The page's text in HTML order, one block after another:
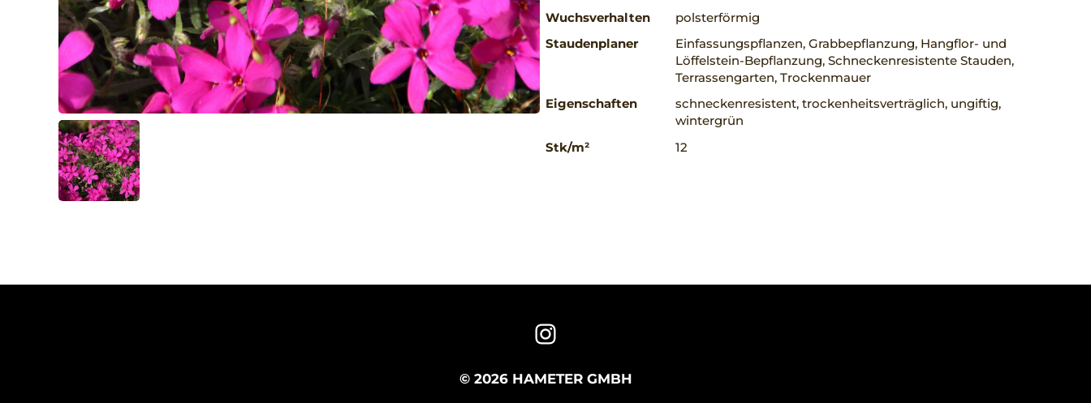
Wuchsverhalten
polsterförmig
Staudenplaner
Einfassungspflanzen, Grabbepflanzung, Hangflor- und
Löffelstein-Bepflanzung, Schneckenresistente Stauden,
Terrassengarten, Trockenmauer
Eigenschaften
schneckenresistent, trockenheitsverträglich, ungiftig,
wintergrün
Stk/m²
12
© 2026 HAMETER GMBH